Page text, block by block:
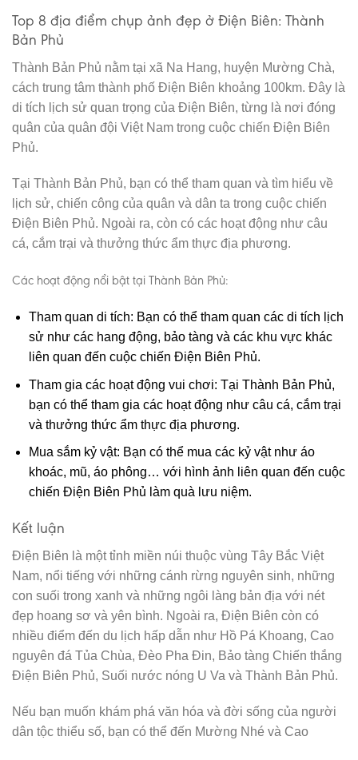
Top 8 địa điểm chụp ảnh đẹp ở Điện Biên: Thành
Bản Phủ
Thành Bản Phủ nằm tại xã Na Hang, huyện Mường Chà,
cách trung tâm thành phố Điện Biên khoảng 100km. Đây là
di tích lịch sử quan trọng của Điện Biên, từng là nơi đóng
quân của quân đội Việt Nam trong cuộc chiến Điện Biên
Phủ.
Tại Thành Bản Phủ, bạn có thể tham quan và tìm hiểu về
lịch sử, chiến công của quân và dân ta trong cuộc chiến
Điện Biên Phủ. Ngoài ra, còn có các hoạt động như câu
cá, cắm trại và thưởng thức ẩm thực địa phương.
Các hoạt động nổi bật tại Thành Bản Phủ:
Tham quan di tích: Bạn có thể tham quan các di tích lịch
sử như các hang động, bảo tàng và các khu vực khác
liên quan đến cuộc chiến Điện Biên Phủ.
Tham gia các hoạt động vui chơi: Tại Thành Bản Phủ,
bạn có thể tham gia các hoạt động như câu cá, cắm trại
và thưởng thức ẩm thực địa phương.
Mua sắm kỷ vật: Bạn có thể mua các kỷ vật như áo
khoác, mũ, áo phông… với hình ảnh liên quan đến cuộc
chiến Điện Biên Phủ làm quà lưu niệm.
Kết luận
Điện Biên là một tỉnh miền núi thuộc vùng Tây Bắc Việt
Nam, nổi tiếng với những cánh rừng nguyên sinh, những
con suối trong xanh và những ngôi làng bản địa với nét
đẹp hoang sơ và yên bình. Ngoài ra, Điện Biên còn có
nhiều điểm đến du lịch hấp dẫn như Hồ Pá Khoang, Cao
nguyên đá Tủa Chùa, Đèo Pha Đin, Bảo tàng Chiến thắng
Điện Biên Phủ, Suối nước nóng U Va và Thành Bản Phủ.
Nếu bạn muốn khám phá văn hóa và đời sống của người
dân tộc thiểu số, bạn có thể đến Mường Nhé và Cao